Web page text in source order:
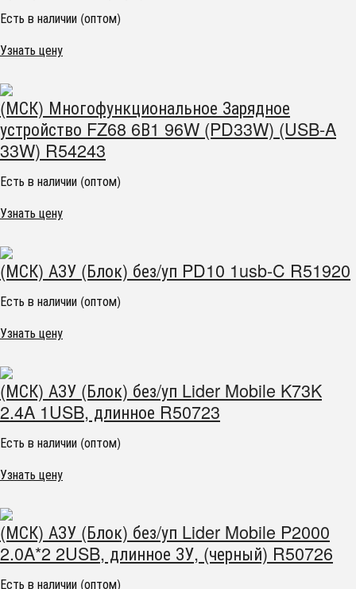
Есть в наличии (оптом)
Узнать цену
(МСК) Многофункциональное Зарядное
устройство FZ68 6В1 96W (PD33W) (USB-A
33W) R54243
Есть в наличии (оптом)
Узнать цену
(МСК) АЗУ (Блок) без/уп PD10 1usb-C R51920
Есть в наличии (оптом)
Узнать цену
(МСК) АЗУ (Блок) без/уп Lider Mobile K73K
2.4A 1USB, длинное R50723
Есть в наличии (оптом)
Узнать цену
(МСК) АЗУ (Блок) без/уп Lider Mobile P2000
2.0A*2 2USB, длинное ЗУ, (черный) R50726
Есть в наличии (оптом)